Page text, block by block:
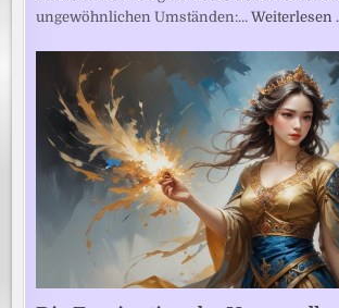
ungewöhnlichen Umständen:…Weiterlesen